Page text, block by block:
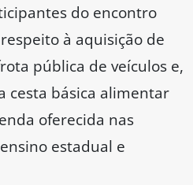
do encontro
à aquisição de
pública de veículos e,
cesta básica alimentar
oferecida nas
estadual e